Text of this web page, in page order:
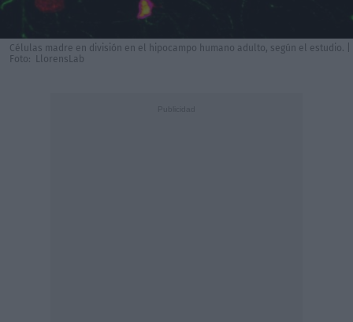
Células madre en división en el hipocampo humano adulto, según el estudio. |
Foto: LlorensLab